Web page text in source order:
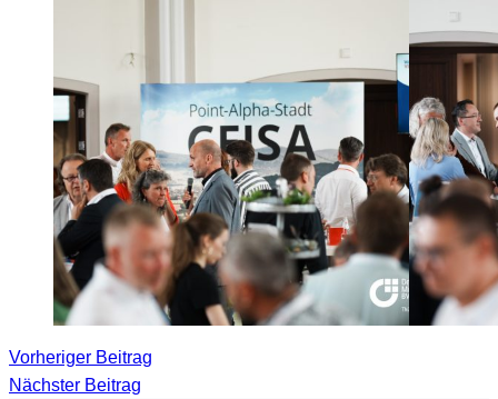
Vorheriger Beitrag
Nächster Beitrag